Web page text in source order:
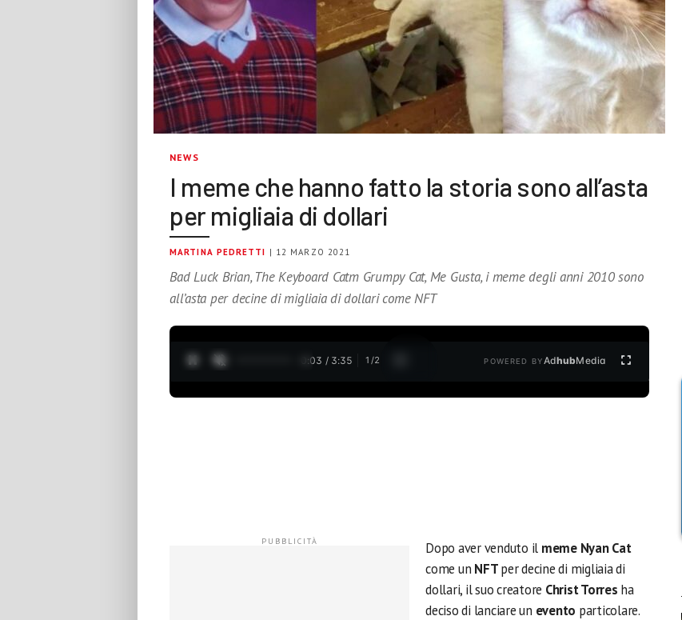
NEWS
I meme che hanno fatto la storia sono all’asta
per migliaia di dollari
MARTINA PEDRETTI | 12 MARZO 2021
Bad Luck Brian, The Keyboard Catm Grumpy Cat, Me Gusta, i meme degli anni 2010 sono
all’asta per decine di migliaia di dollari come NFT
0:05 / 3:35 1 /2 POWERED BYAdhubMedia
Dopo aver venduto il meme Nyan Cat
come un NFTper decine di migliaia di
dollari, il suo creatore Christ Torres ha
deciso di lanciare un evento particolare.